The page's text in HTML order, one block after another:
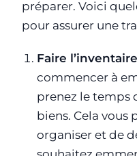
préparer. Voici
pour assurer une
Faire
commencer à
prenez le temps
biens. Cela vous
organiser et de